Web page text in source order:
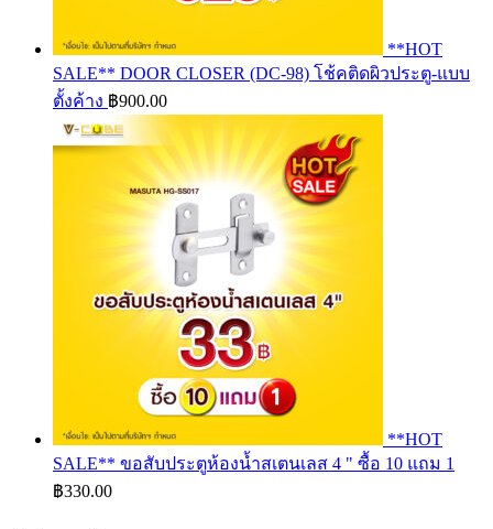
**HOT
SALE** DOOR CLOSER (DC-98) โช้คติดผิวประตู-แบบ
ตั้งค้าง ฿900.00
**HOT
SALE** ขอสับประตูห้องน้ำสเตนเลส 4 " ซื้อ 10 แถม 1
฿330.00